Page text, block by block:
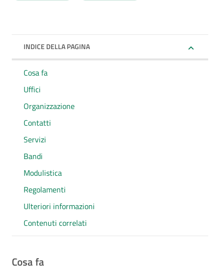
INDICE DELLA PAGINA
Cosa fa
Uffici
Organizzazione
Contatti
Servizi
Bandi
Modulistica
Regolamenti
Ulteriori informazioni
Contenuti correlati
Cosa fa